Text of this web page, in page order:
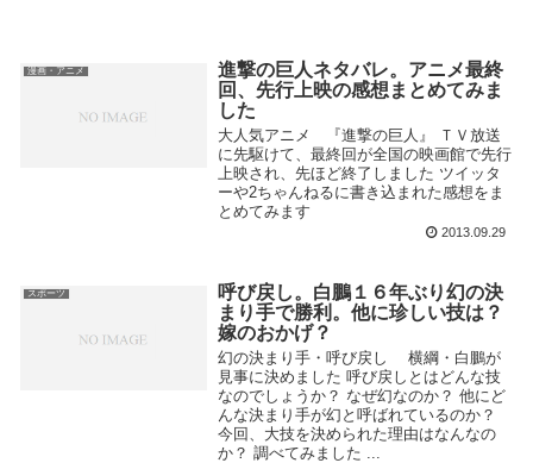
漫画・アニメ
進撃の巨人ネタバレ。アニメ最終
回、先行上映の感想まとめてみま
した
大人気アニメ 『進撃の巨人』 ＴＶ放送
に先駆けて、最終回が全国の映画館で先行
上映され、先ほど終了しました ツイッタ
ーや2ちゃんねるに書き込まれた感想をま
とめてみます
2013.09.29
スポーツ
呼び戻し。白鵬１６年ぶり幻の決
まり手で勝利。他に珍しい技は？
嫁のおかげ？
幻の決まり手・呼び戻し 横綱・白鵬が
見事に決めました 呼び戻しとはどんな技
なのでしょうか？ なぜ幻なのか？ 他にど
んな決まり手が幻と呼ばれているのか？
今回、大技を決められた理由はなんなの
か？ 調べてみました ...